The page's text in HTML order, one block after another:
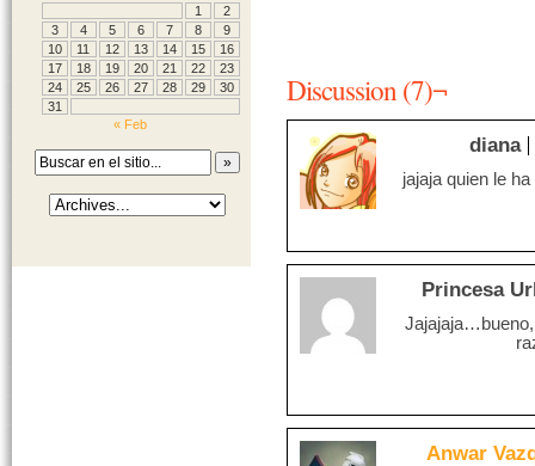
1
2
3
4 5 6 7 8
9
10
11 12 13 14 15
16
17
18 19 20 21 22
23
24
25 26 27 28 29
30
31
« Feb
Discussion (7)¬
diana
jajaja quien le
Princesa
Jajajaja…bueno,
Anwar